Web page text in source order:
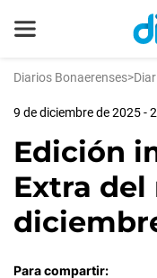
Diarios Bonaerenses>
9 de diciembre de 2025 -
Edición
Extra del
Para compartir: